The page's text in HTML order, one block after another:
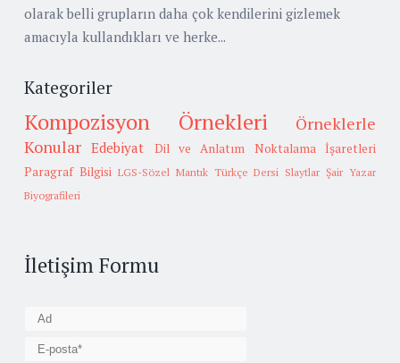
olarak belli grupların daha çok kendilerini gizlemek
amacıyla kullandıkları ve herke...
Kategoriler
Kompozisyon Örnekleri
Örneklerle
Konular Edebiyat Dil ve Anlatım
Noktalama İşaretleri
Paragraf Bilgisi LGS-Sözel Mantık Türkçe Dersi Slaytlar Şair Yazar
Biyografileri
İletişim Formu